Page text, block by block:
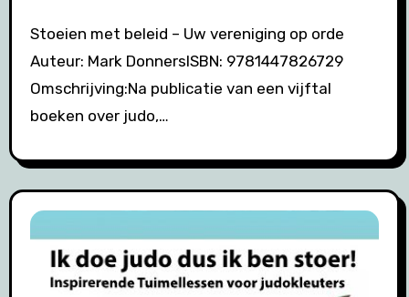
Stoeien met beleid – Uw vereniging op orde
Auteur: Mark DonnersISBN: 9781447826729
Omschrijving:Na publicatie van een vijftal
boeken over judo,…